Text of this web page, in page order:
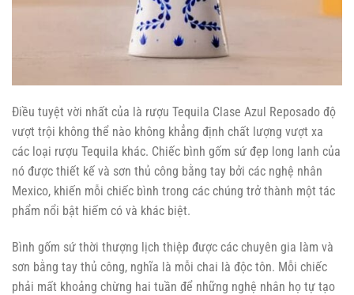
Điều tuyệt vời nhất của là rượu Tequila Clase Azul Reposado độ
vượt trội không thể nào không khẳng định chất lượng vượt xa
các loại rượu Tequila khác. Chiếc bình gốm sứ đẹp long lanh của
nó được thiết kế và sơn thủ công bằng tay bởi các nghệ nhân
Mexico, khiến mỗi chiếc bình trong các chúng trở thành một tác
phẩm nổi bật hiếm có và khác biệt.
Bình gốm sứ thời thượng lịch thiệp được các chuyên gia làm và
sơn bằng tay thủ công, nghĩa là mỗi chai là độc tôn. Mỗi chiếc
phải mất khoảng chừng hai tuần để những nghệ nhân họ tự tạo